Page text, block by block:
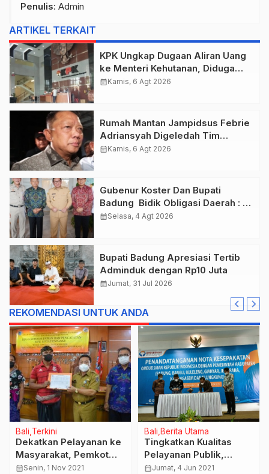
Penulis: Admin
ARTIKEL TERKAIT
KPK Ungkap Dugaan Aliran Uang
ke Menteri Kehutanan, Diduga
Terkait Pelepasan Kawasan Hutan
calendar_monthKamis, 6 Agt 2026
Rumah Mantan Jampidsus Febrie
Adriansyah Digeledah Tim
Penyidik Kejaksaan Agung,
calendar_monthKamis, 6 Agt 2026
Gubenur Koster Dan Bupati
Badung Bidik Obligasi Daerah :
Gaspol Bangun Infrastruktur
calendar_monthSelasa, 4 Agt 2026
Bupati Badung Apresiasi Tertib
Adminduk dengan Rp10 Juta
calendar_monthJumat, 31 Jul 2026
REKOMENDASI UNTUK ANDA
Bali Terkini
Dekatkan Pelayanan ke
Masyarakat, Pemkot
Denpasar Launching
calendar_monthSenin, 1 Nov 2021
Bali Berita Utama
Tingkatkan Kualitas
Pelayanan Publik,
Walikota Jaya Negara
calendar_monthJumat, 4 Jun 2021